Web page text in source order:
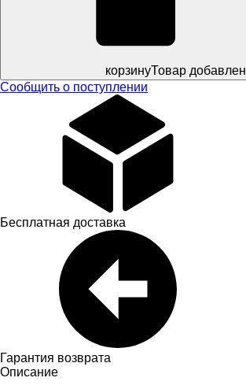
корзинуТовар добавлен
Сообщить о поступлении
Бесплатная доставка
Гарантия возврата
Описание